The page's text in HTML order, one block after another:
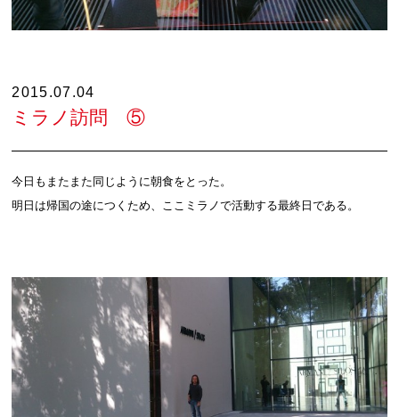
2015.07.04
ミラノ訪問 ⑤
今日もまたまた同じように朝食をとった。
明日は帰国の途につくため、ここミラノで活動する最終日である。